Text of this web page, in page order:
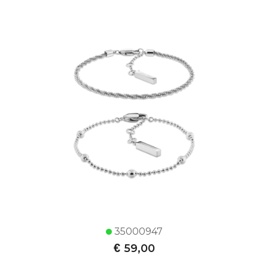
35000947
€ 59,00